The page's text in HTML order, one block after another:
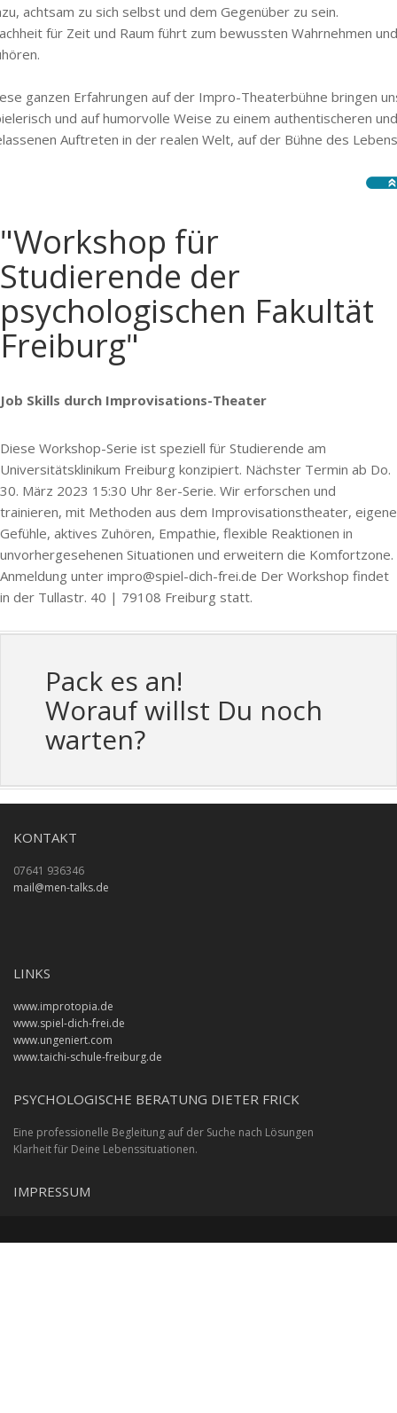
achtsam zu sich selbst und dem Gegenüber zu sein.
für Zeit und Raum führt zum bewussten Wahrnehmen und
ganzen Erfahrungen auf der Impro-Theaterbühne bringen
und auf humorvolle Weise zu einem authentischeren und
Auftreten in der realen Welt, auf der Bühne des
"Workshop für
Studierende der
psychologischen Fakultät
Freiburg"
Job Skills durch Improvisations-Theater
Diese Workshop-Serie ist speziell für Studierende am
Universitätsklinikum Freiburg konzipiert. Nächster Termin ab Do.
30. März 2023 15:30 Uhr 8er-Serie. Wir erforschen und
trainieren, mit Methoden aus dem Improvisationstheater, eigene
Gefühle, aktives Zuhören, Empathie, flexible Reaktionen in
unvorhergesehenen Situationen und erweitern die Komfortzone.
Anmeldung unter impro@spiel-dich-frei.de Der Workshop findet
in der Tullastr. 40 | 79108 Freiburg statt.
Pack es an!
Worauf willst Du noch
warten?
KONTAKT
07641 936346
mail@men-talks.de
LINKS
www.improtopia.de
www.spiel-dich-frei.de
www.ungeniert.com
www.taichi-schule-freiburg.de
PSYCHOLOGISCHE BERATUNG DIETER FRICK
Eine professionelle Begleitung auf der Suche nach Lösungen
Klarheit für Deine Lebenssituationen.
IMPRESSUM